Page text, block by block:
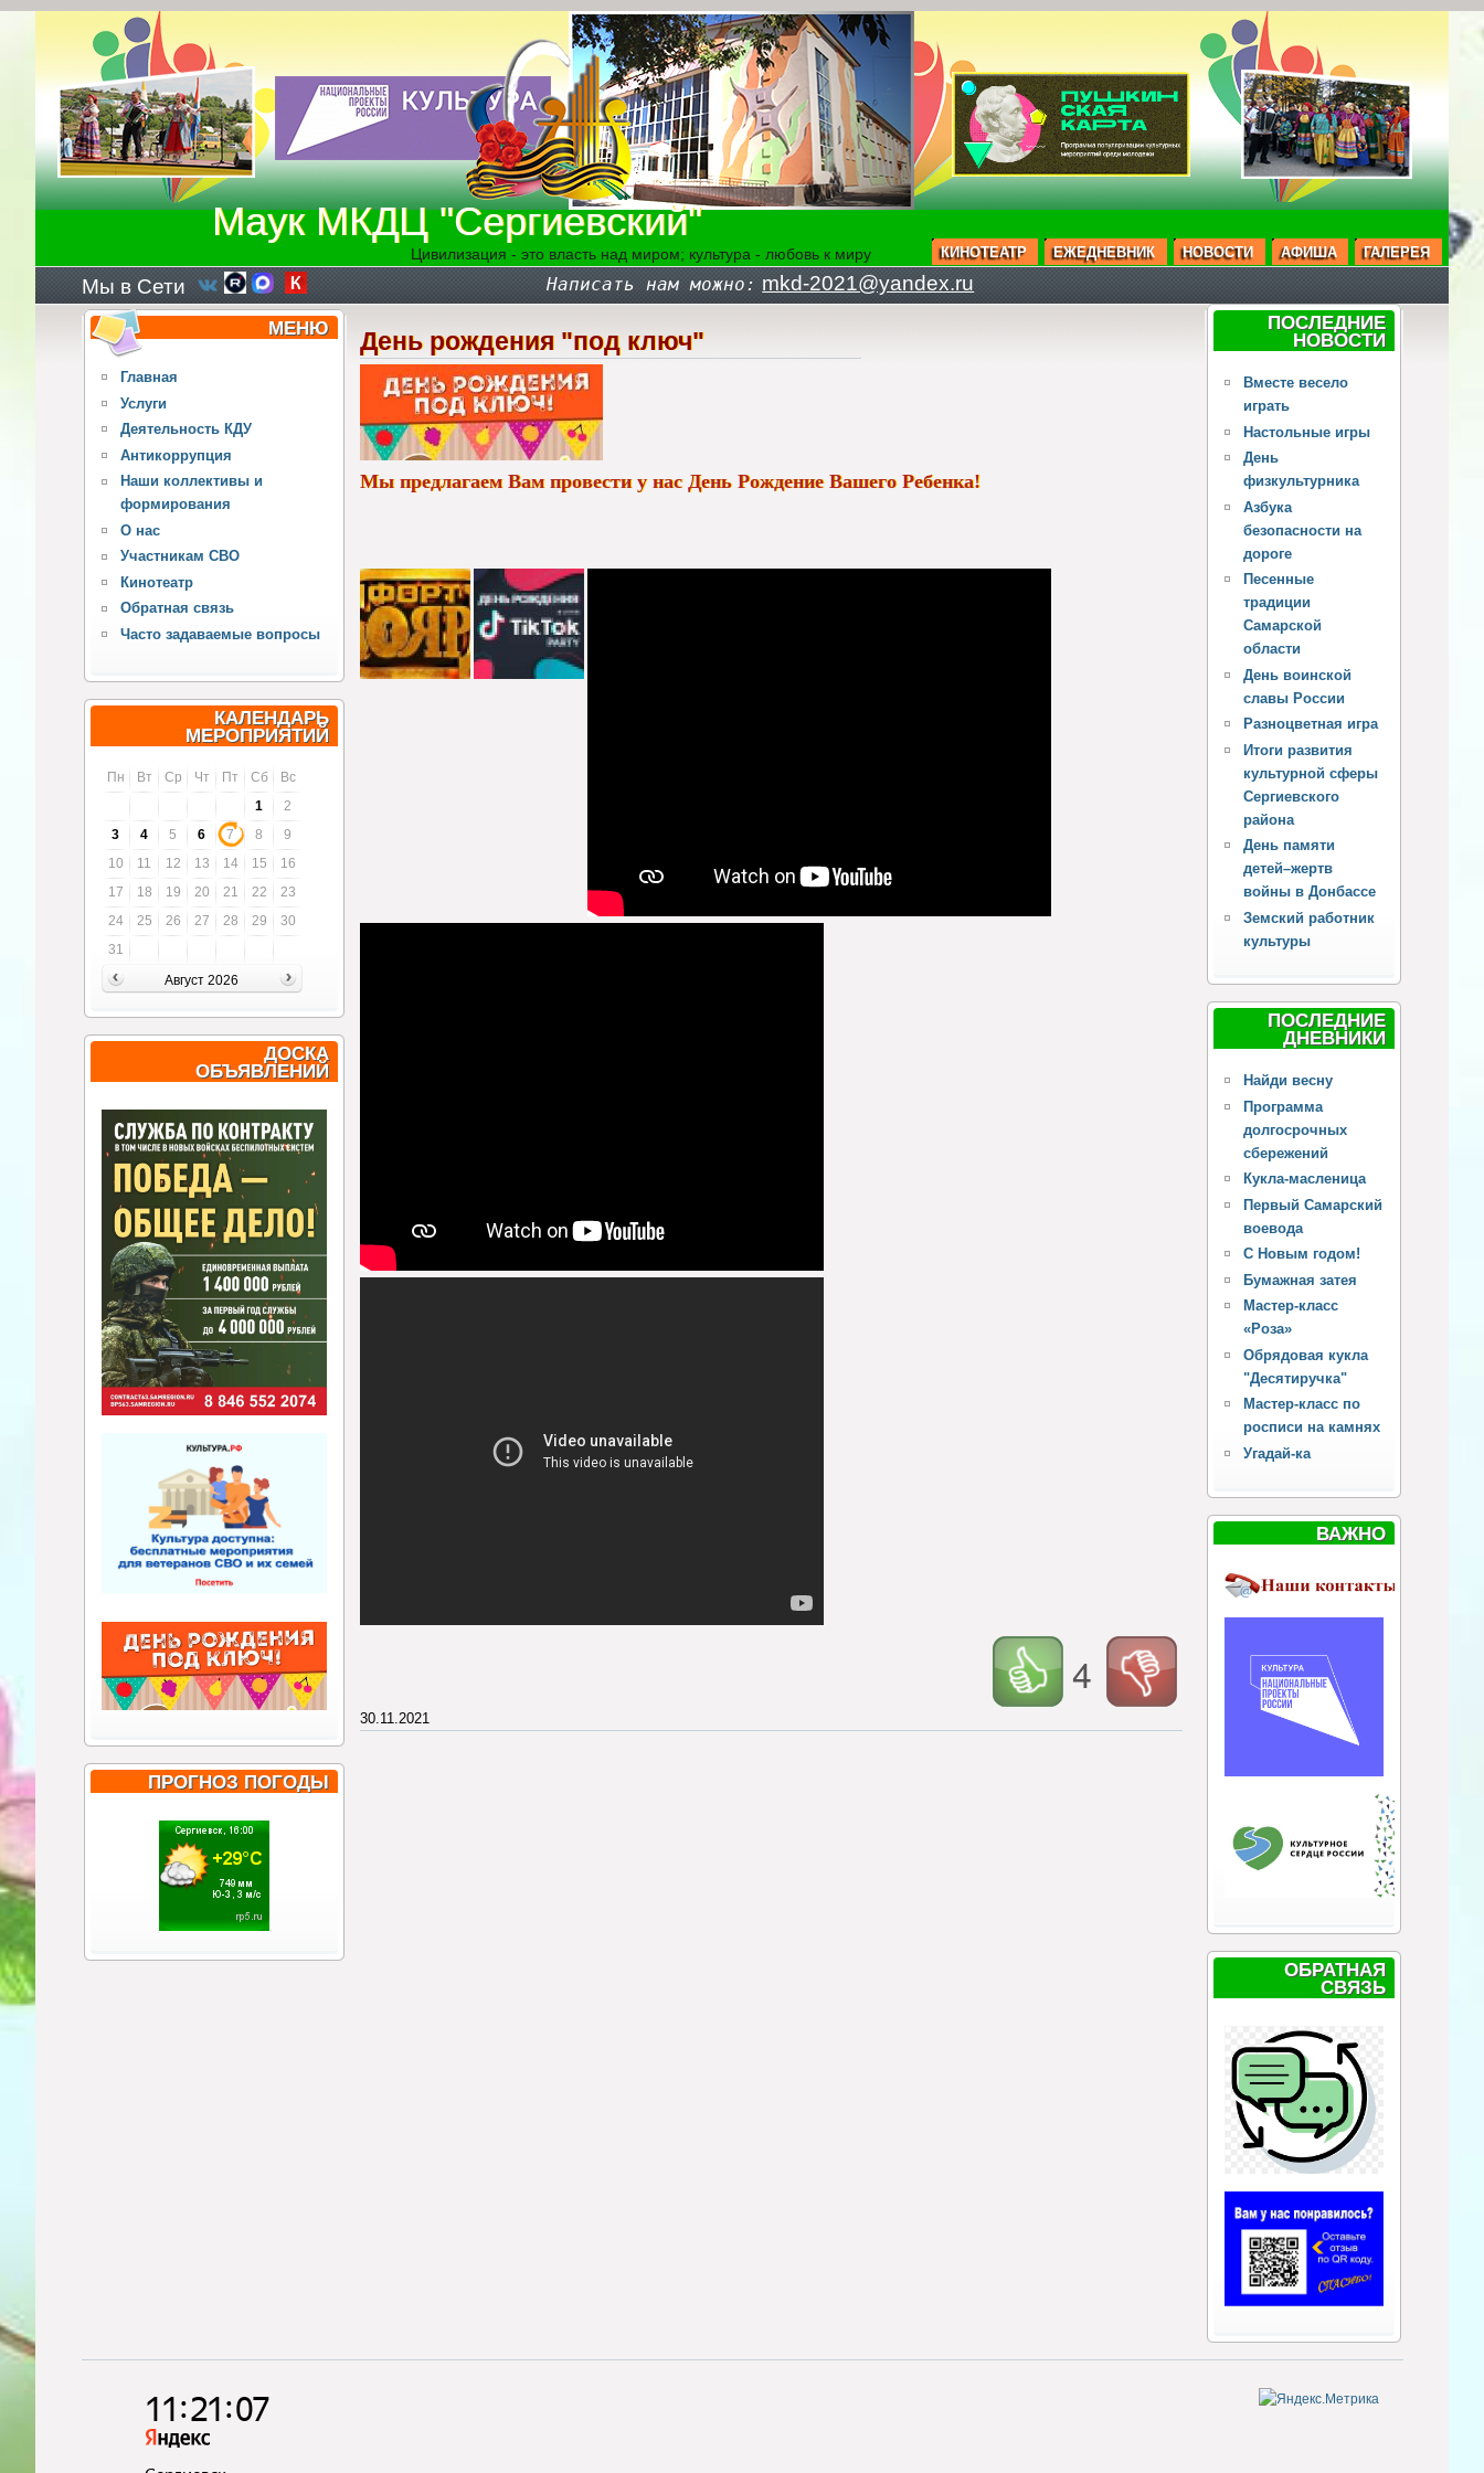
Перейти к основному содержанию
Маук МКДЦ "Сергиевский"
Цивилизация - это власть над миром; культура - любовь к миру КИНОТЕАТР ЕЖЕДНЕВНИК НОВОСТИ АФИША ГАЛЕРЕЯ
Мы в Сети Написать нам можно: mkd-2021@yandex.ru
МЕНЮ
Главная
Услуги
Деятельность КДУ
Антикоррупция
Наши коллективы и
формирования
О нас
Участникам СВО
Кинотеатр
Обратная связь
Часто задаваемые вопросы
КАЛЕНДАРЬ
МЕРОПРИЯТИЙ
Пн Вт Ср Чт Пт Сб
Вс
1
2
3
4 5 6 7 8
9
10
11 12 13 14 15
16
17
18 19 20 21 22
23
24
25 26 27 28 29
30
31
Август 2026
ДОСКА
ОБЪЯВЛЕНИЙ
ПРОГНОЗ ПОГОДЫ
ПОСЛЕДНИЕ
НОВОСТИ
Вместе весело
играть
Настольные игры
День
физкультурника
Азбука
безопасности на
дороге
Песенные
традиции
Самарской
области
День воинской
славы России
Разноцветная игра
Итоги развития
культурной сферы
Сергиевского
района
День памяти
детей–жертв
войны в Донбассе
Земский работник
культуры
ПОСЛЕДНИЕ
ДНЕВНИКИ
Найди весну
Программа
долгосрочных
сбережений
Кукла-масленица
Первый Самарский
воевода
С Новым годом!
Бумажная затея
Мастер-класс
«Роза»
Обрядовая кукла
"Десятиручка"
Мастер-класс по
росписи на камнях
Угадай-ка
ВАЖНО
ОБРАТНАЯ
СВЯЗЬ
День рождения "под ключ"
Мы предлагаем Вам провести у нас День Рождение Вашего Ребенка!
4
30.11.2021